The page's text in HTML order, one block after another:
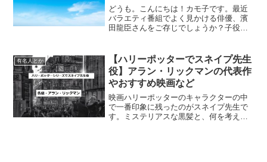
どうも。こんにちは！カモ子です。最近
バラエティ番組でよく見かける俳優、濱
田龍臣さんをご存じでしょうか？子役時
きまーす。濱田 龍臣の簡単なプロフィー
ル濱田龍臣パーソナルブ...
有名人とか
【ハリーポッターでスネイプ先生
役】アラン・リックマンの代表作
やおすすめ映画など
映画ハリーポッターのキャラクターの中
で一番印象に残ったのがスネイプ先生で
す。ミステリアスな黒髪と、何を考えて